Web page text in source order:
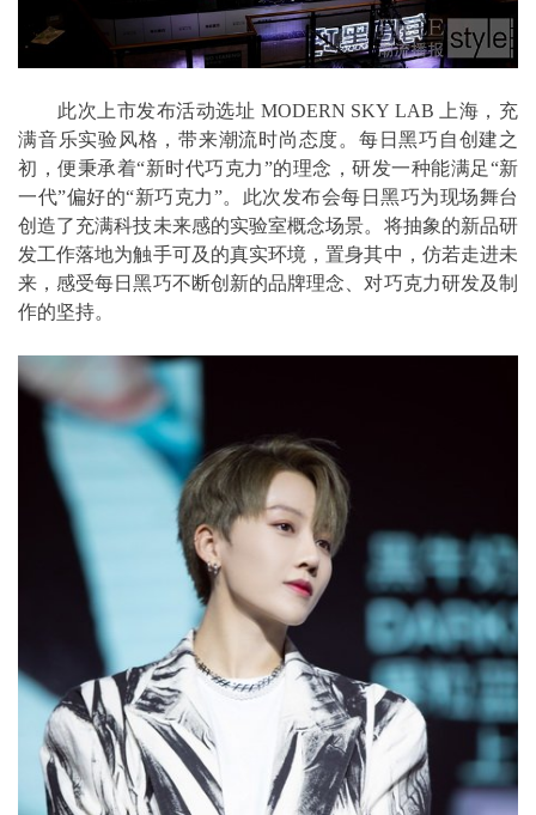
此次上市发布活动选址 MODERN SKY LAB 上海，充
满音乐实验风格，带来潮流时尚态度。每日黑巧自创建之
初，便秉承着“新时代巧克力”的理念，研发一种能满足“新
一代”偏好的“新巧克力”。此次发布会每日黑巧为现场舞台
创造了充满科技未来感的实验室概念场景。将抽象的新品研
发工作落地为触手可及的真实环境，置身其中，仿若走进未
来，感受每日黑巧不断创新的品牌理念、对巧克力研发及制
作的坚持。